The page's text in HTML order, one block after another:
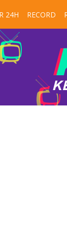
24H RECORD